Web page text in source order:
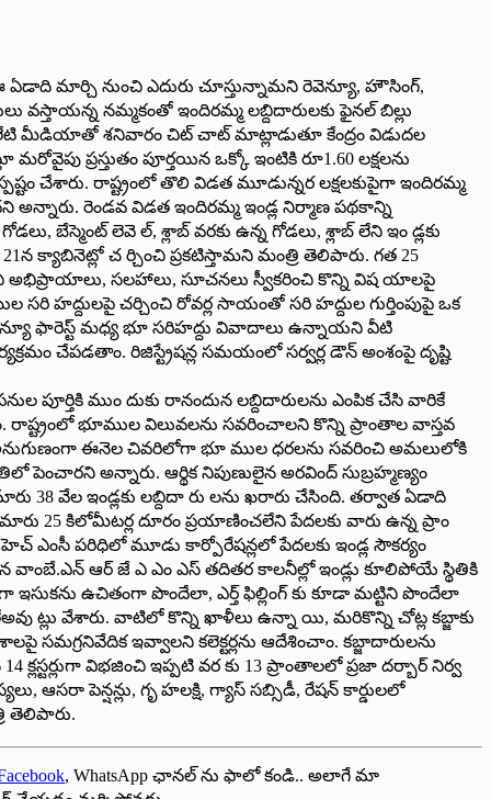
ఏడాది మార్చి నుంచి ఎదురు చూస్తున్నామని రెవెన్యూ, హౌసింగ్,
వస్తాయన్న నమ్మకంతో ఇందిరమ్మ లబ్దిదారులకు ఫైనల్ బిల్లు
మీడియాతో శనివారం చిట్ చాట్ మాట్లాడుతూ కేంద్రం విడుదల
ప్రస్తుతం పూర్తయిన ఒక్కో ఇంటికి రూ1.60 లక్షలను
చేశారు. రాష్ట్రంలో తొలి విడత మూడున్నర లక్షలకుపైగా ఇందిరమ్మ
అన్నారు. రెండవ విడత ఇందిరమ్మ ఇండ్ల నిర్మాణ పథకాన్ని
బేస్మెంట్ లెవె ల్, శ్లాబ్ వరకు ఉన్న గోడలు, శ్లాబ్ లేని ఇం డ్లకు
క్యాబినెట్లో చ ర్చించి ప్రకటిస్తామని మంత్రి తెలిపారు. గత 25
అభిప్రాయాలు, సలహాలు, సూచనలు స్వీకరించి కొన్ని విష యాలపై
సరి హద్దులపై చర్చించి రోవర్ల సాయంతో సరి హద్దుల గుర్తింపుపై ఒక
ఫారెస్ట్ మధ్య భూ సరిహద్దు వివాదాలు ఉన్నాయని వీటి
చేపడతాం. రిజిస్ట్రేషన్ల సమయంలో సర్వర్ల డౌన్ అంశంపై దృష్టి
పూర్తికి ముం దుకు రానందున లబ్దిదారులను ఎంపిక చేసి వారికే
భూముల విలువలను సవరించాలని కొన్ని ప్రాంతాల వాస్తవ
ఈనెల చివరిలోగా భూ ముల ధరలను సవరించి అమలులోకి
పెంచారని అన్నారు. ఆర్థిక నిపుణులైన అరవింద్ సుబ్రహ్మణ్యం
38 వేల ఇండ్లకు లబ్దిదా రు లను ఖరారు చేసింది. తర్వాత ఏడాది
25 కిలోమీటర్ల దూరం ప్రయాణించలేని పేదలకు వారు ఉన్న ప్రాం
ఎంసీ పరిధిలో మూడు కార్పోరేషన్లలో పేదలకు ఇండ్ల సౌకర్యం
వాంబే.ఎన్ ఆర్ జే ఎ ఎం ఎస్ తదితర కాలనీల్లో ఇండ్లు కూలిపోయే స్థితికి
ఇసుకను ఉచితంగా పొందేలా, ఎర్త్ ఫిల్లింగ్ కు కూడా మట్టిని పొందేలా
ట్లు వేశారు. వాటిలో కొన్ని ఖాళీలు ఉన్నా యి, మరికొన్ని చోట్ల కబ్జాకు
ఇవ్వాలని కలెక్టర్లను ఆదేశించాం. కబ్జాదారులను
క్లస్టర్లుగా విభజించి ఇప్పటి వర కు 13 ప్రాంతాలలో ప్రజా దర్బార్ నిర్వ
ఆసరా పెన్షన్లు, గృ హలక్షి, గ్యాస్ సబ్సిడీ, రేషన్ కార్డులలో
తెలిపారు.
, WhatsApp ఛానల్ ను ఫాలో కండి.. అలాగే మా